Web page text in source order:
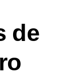
de